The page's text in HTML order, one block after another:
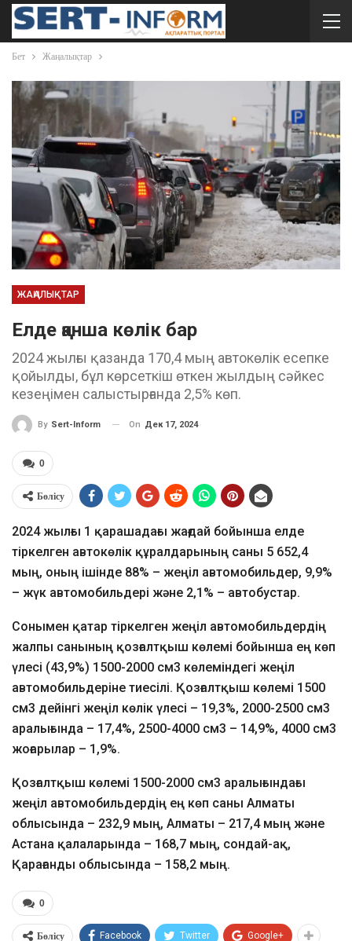
Бет Жаңалықтар
ЖАҢАЛЫҚТАР
Елде қанша көлік бар
2024 жылғы қазанда 170,4 мың автокөлік есепке
қойылды, бұл көрсеткіш өткен жылдың сәйкес
кезеңімен салыстырғанда 2,5% көп.
By Sert-Inform On Дек 17, 2024
0
Бөлісу
2024 жылғы 1 қарашадағы жағдай бойынша елде
тіркелген автокөлік құралдарының саны 5 652,4
мың, оның ішінде 88% – жеңіл автомобильдер, 9,9%
– жүк автомобильдері және 2,1% – автобустар.
Сонымен қатар тіркелген жеңіл автомобильдердің
жалпы санының қозғалтқыш көлемі бойынша ең көп
үлесі (43,9%) 1500-2000 см3 көлеміндегі жеңіл
автомобильдеріне тиесілі. Қозғалтқыш көлемі 1500
см3 дейінгі жеңіл көлік үлесі – 19,3%, 2000-2500 см3
аралығында – 17,4%, 2500-4000 см3 – 14,9%, 4000 см3
жоғарылар – 1,9%.
Қозғалтқыш көлемі 1500-2000 см3 аралығындағы
жеңіл автомобильдердің ең көп саны Алматы
облысында – 232,9 мың, Алматы – 217,4 мың және
Астана қалаларында – 168,7 мың, сондай-ақ,
Қарағанды облысында – 158,2 мың.
0
Бөлісу Facebook Twitter Google+